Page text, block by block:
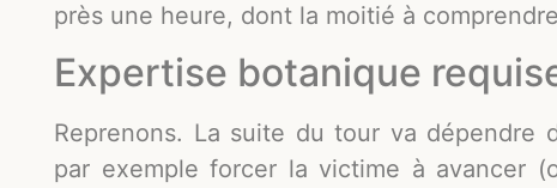
près une heure, dont la moitié à
Expertise botanique
Reprenons. La suite du tour va dépendre
par exemple forcer la victime à avancer